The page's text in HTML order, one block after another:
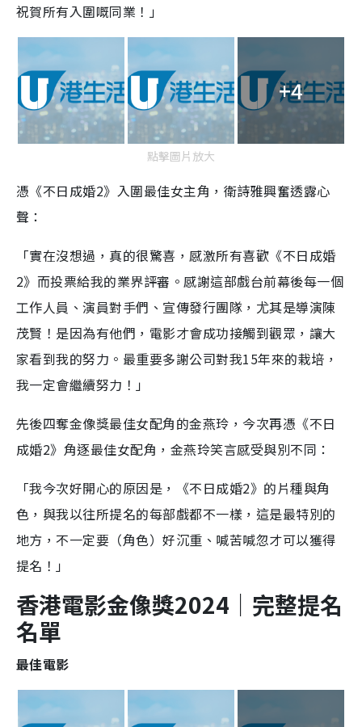
祝賀所有入圍嘅同業！」
+4
點擊圖片放大
憑《不日成婚2》入圍最佳女主角，衛詩雅興奮透露心
聲：
「實在沒想過，真的很驚喜，感激所有喜歡《不日成婚
2》而投票給我的業界評審。感謝這部戲台前幕後每一個
工作人員、演員對手們、宣傳發行團隊，尤其是導演陳
茂賢！是因為有他們，電影才會成功接觸到觀眾，讓大
家看到我的努力。最重要多謝公司對我15年來的栽培，
我一定會繼續努力！」
先後四奪金像獎最佳女配角的金燕玲，今次再憑《不日
成婚2》角逐最佳女配角，金燕玲笑言感受與別不同：
「我今次好開心的原因是，《不日成婚2》的片種與角
色，與我以往所提名的每部戲都不一樣，這是最特別的
地方，不一定要（角色）好沉重、喊苦喊忽才可以獲得
提名！」
香港電影金像獎2024｜完整提名
名單
最佳電影